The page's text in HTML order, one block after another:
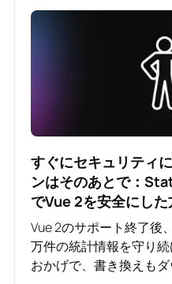
すぐにセキュリティ
ンはそのあとで：
でVue 2を安全にした
Vue 2のサポート終了後
万件の統計情報を守り
おかげで、書き換えもダ